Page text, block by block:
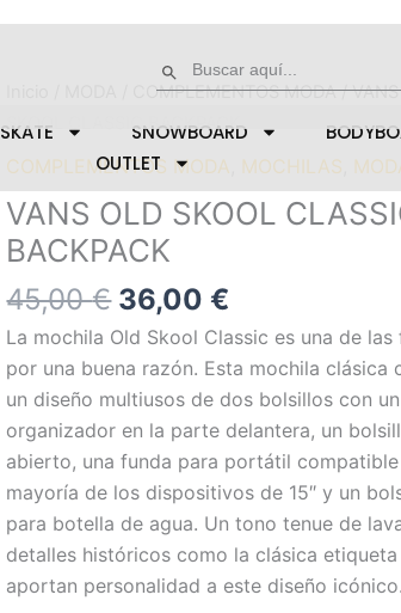
Botón de búsqueda
SKATE SNOWBOARD
OUTLET
COMPLEMENTOS MODA/
COMPLEMENTOS MODA MOCHILAS
VANS OLD SKOOL
BACKPACK
45,00€
precio
original
era:
45,00 €.
36,00€
El
precio
actual
es:
36,00 €.
La mochila Old Skool Classic es una de
por una buena razón. Esta mochila clásica
un diseño multiusos de dos bolsillos con un
organizador en la parte delantera, un
abierto, una funda para portátil
mayoría de los dispositivos de 15″ y un
para botella de agua. Un tono tenue de
detalles históricos como la clásica etiqueta
aportan personalidad a este diseño icónico.
BACKPACK
cantidad